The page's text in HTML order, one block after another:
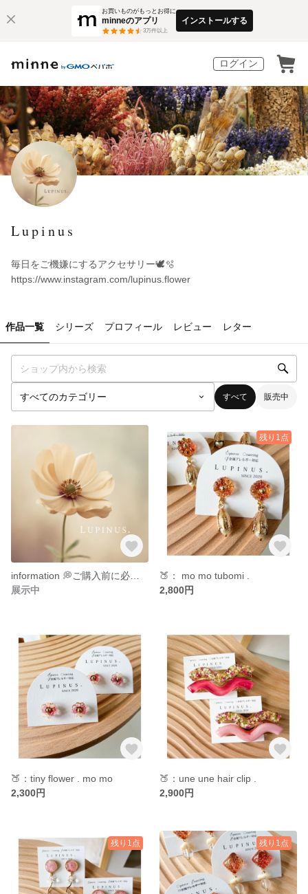
お買いものがもっとお得に
minneのアプリ
3万件以上
インストールする
ログイン
Lupinus
毎日をご機嫌にするアクセサリー🕊️🫧
https://www.instagram.com/lupinus.flower
作品一覧 シリーズ プロフィール レビュー レター
すべて 販売中
展示中
残り1点
🍑： mo mo tubomi .
2,800円
🍑：tiny flower . mo mo
2,300円
🍑：une une hair clip .
2,900円
残り1点 残り1点